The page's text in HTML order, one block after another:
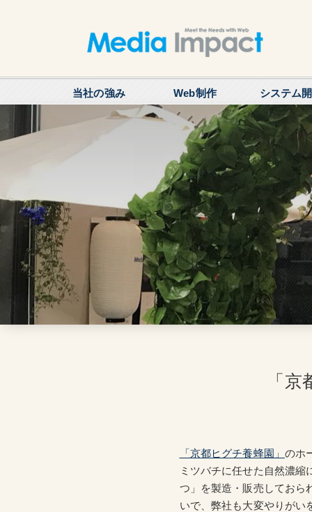
当社の強み Web制作 システム
「
「京都ヒグチ養蜂園」 のホ
ミツバチに任せた自然濃
つ」を製造・販売しておら
いで、弊社も大変やりがい